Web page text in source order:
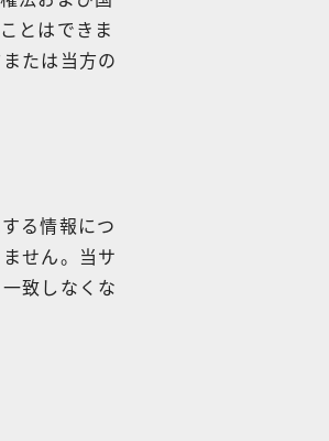
とはできま
たは当方の
る情報につ
せん。当サ
致しなくな